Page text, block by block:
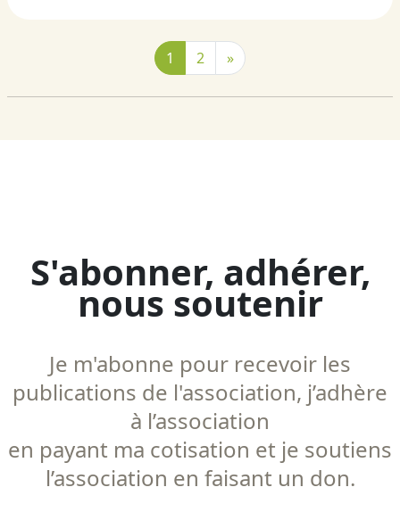
1 2 »
S'abonner, adhérer,
nous soutenir
Je m'abonne pour recevoir les
publications de l'association, j’adhère
à l’association
en payant ma cotisation et je soutiens
l’association en faisant un don.